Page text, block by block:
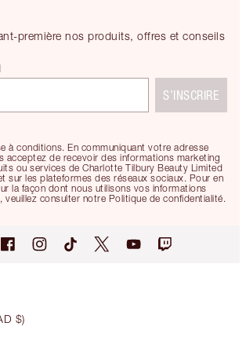
première nos produits, offres et conseils
à conditions. En communiquant votre adresse
acceptez de recevoir des informations marketing
ou services de Charlotte Tilbury Beauty Limited
sur les plateformes des réseaux sociaux. Pour en
la façon dont nous utilisons vos informations
veuillez consulter notre Politique de confidentialité.
S’INSCRIRE
$)